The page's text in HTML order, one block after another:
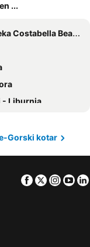
...
Beach Resort & Spa
- Liburnia
Hotel
Vespera
Punta
Gorski kotar
Facebook
Twitter